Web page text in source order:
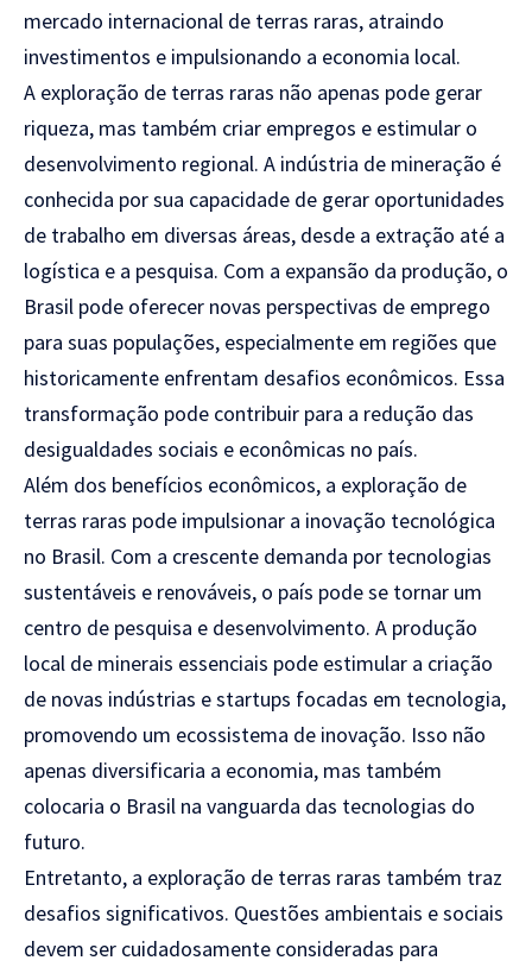
mercado internacional de terras raras, atraindo
investimentos e impulsionando a economia local.
A exploração de terras raras não apenas pode gerar
riqueza, mas também criar empregos e estimular o
desenvolvimento regional. A indústria de mineração é
conhecida por sua capacidade de gerar oportunidades
de trabalho em diversas áreas, desde a extração até a
logística e a pesquisa. Com a expansão da produção, o
Brasil pode oferecer novas perspectivas de emprego
para suas populações, especialmente em regiões que
historicamente enfrentam desafios econômicos. Essa
transformação pode contribuir para a redução das
desigualdades sociais e econômicas no país.
Além dos benefícios econômicos, a exploração de
terras raras pode impulsionar a inovação tecnológica
no Brasil. Com a crescente demanda por tecnologias
sustentáveis e renováveis, o país pode se tornar um
centro de pesquisa e desenvolvimento. A produção
local de minerais essenciais pode estimular a criação
de novas indústrias e startups focadas em tecnologia,
promovendo um ecossistema de inovação. Isso não
apenas diversificaria a economia, mas também
colocaria o Brasil na vanguarda das tecnologias do
futuro.
Entretanto, a exploração de terras raras também traz
desafios significativos. Questões ambientais e sociais
devem ser cuidadosamente consideradas para